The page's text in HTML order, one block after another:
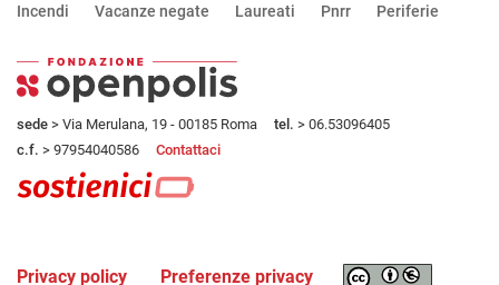
Incendi Vacanze negate Laureati Pnrr Periferie
sede > Via Merulana, 19 - 00185 Roma tel. > 06.53096405
c.f. > 97954040586 Contattaci
Privacy policy Preferenze privacy